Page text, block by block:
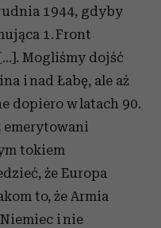
1944, gdyby
1. Front
Mogliśmy dojść
i nad Łabę, ale aż
dopiero w latach 90.
emerytowani
tokiem
że Europa
to, że Armia
Niemiec i nie